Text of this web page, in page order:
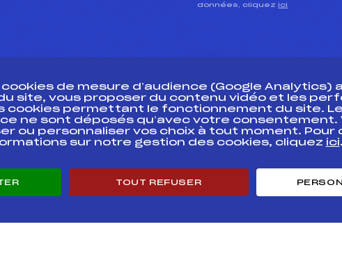
données, cliquez ici
Pass’Neige
Projet sportif fédéral
Pôle vie de
Enseignement
de mesure d’audience (Google Analytics)
site, vous proposer du contenu vidéo et les
cookies permettant le fonctionnement du site.
ne sont déposés qu’avec votre consentement.
ou personnaliser vos choix à tout moment. Pour
sur notre gestion des cookies, cliquez ici.
TOUT REFUSER